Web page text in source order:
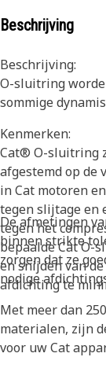
Beschrijving
Beschrijving:
O-sluitring
sommige
Kenmerken:
Cat® O-sluitring
afgestemd op de
in Cat motoren
tegen slijtage en
tegen het
bepaalde Cat O-
en snijden van
afdichting te
De afmetingen
binnen strikte
zorgen dat ze
nodige
Met meer dan
materialen, zijn
voor uw Cat